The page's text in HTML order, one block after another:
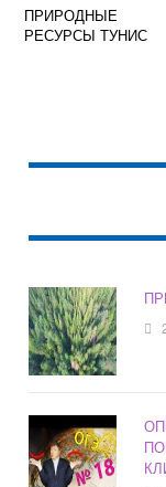
ПРИРОДНЫЕ
РЕСУРСЫ ТУНИС